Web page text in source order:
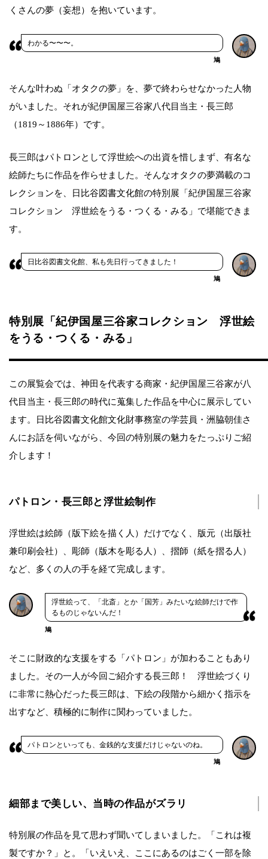
くさんの夢（妄想）を抱いています。
わかる〜〜〜。
鳩
そんな叶わぬ「オタクの夢」を、夢で終わらせなかった人物
がいました。それが紀伊国屋三谷家八代目当主・長三郎
（1819～1886年）です。
長三郎はパトロンとして浮世絵への出資を惜しまず、有名な
絵師たちに作品を作らせました。そんなオタクの夢満載のコ
レクションを、日比谷図書文化館の特別展「紀伊国屋三谷家
コレクション 浮世絵をうる・つくる・みる」で堪能できま
す。
日比谷図書文化館、私も先日行ってきました！
鳩
特別展「紀伊国屋三谷家コレクション 浮世絵
をうる・つくる・みる」
この展覧会では、神田を代表する商家・紀伊国屋三谷家が八
代目当主・長三郎の時代に蒐集した作品を中心に展示してい
ます。日比谷図書文化館文化財事務室の学芸員・洲脇朝佳さ
んにお話を伺いながら、今回の特別展の魅力をたっぷりご紹
介します！
パトロン・長三郎と浮世絵制作
浮世絵は絵師（版下絵を描く人）だけでなく、版元（出版社
兼印刷会社）、彫師（版木を彫る人）、摺師（紙を摺る人）
など、多くの人の手を経て完成します。
浮世絵って、「北斎」とか「国芳」みたいな絵師だけで作
るものじゃないんだ！
鳩
そこに財政的な支援をする「パトロン」が加わることもあり
ました。その一人が今回ご紹介する長三郎！ 浮世絵づくり
に非常に熱心だった長三郎は、下絵の段階から細かく指示を
出すなど、積極的に制作に関わっていました。
パトロンといっても、金銭的な支援だけじゃないのね。
鳩
細部まで美しい、当時の作品がズラリ
特別展の作品を見て思わず聞いてしまいました。「これは複
製ですか？」と。「いえいえ、ここにあるのはごく一部を除